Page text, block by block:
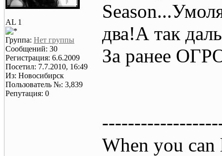
AL 1
Группа: Нет группы
Сообщений: 30
Регистрация: 6.6.2009
Посетил: 7.7.2010, 16:49
Из: Новосибирск
Пользователь №: 3,839
Репутация: 0
два!А так
За ранее
When you